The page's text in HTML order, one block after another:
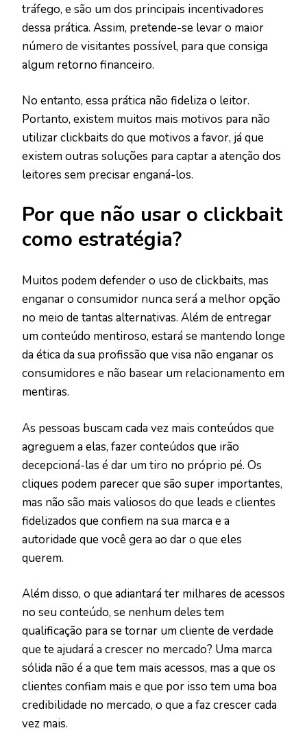
tráfego, e são um dos principais incentivadores
dessa prática. Assim, pretende-se levar o maior
número de visitantes possível, para que consiga
algum retorno financeiro.
No entanto, essa prática não fideliza o leitor.
Portanto, existem muitos mais motivos para não
utilizar clickbaits do que motivos a favor, já que
existem outras soluções para captar a atenção dos
leitores sem precisar enganá-los.
Por que não usar o clickbait
como estratégia?
Muitos podem defender o uso de clickbaits, mas
enganar o consumidor nunca será a melhor opção
no meio de tantas alternativas. Além de entregar
um conteúdo mentiroso, estará se mantendo longe
da ética da sua profissão que visa não enganar os
consumidores e não basear um relacionamento em
mentiras.
As pessoas buscam cada vez mais conteúdos que
agreguem a elas, fazer conteúdos que irão
decepcioná-las é dar um tiro no próprio pé. Os
cliques podem parecer que são super importantes,
mas não são mais valiosos do que leads e clientes
fidelizados que confiem na sua marca e a
autoridade que você gera ao dar o que eles
querem.
Além disso, o que adiantará ter milhares de acessos
no seu conteúdo, se nenhum deles tem
qualificação para se tornar um cliente de verdade
que te ajudará a crescer no mercado? Uma marca
sólida não é a que tem mais acessos, mas a que os
clientes confiam mais e que por isso tem uma boa
credibilidade no mercado, o que a faz crescer cada
vez mais.